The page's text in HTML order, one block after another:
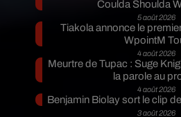
Coulda Shoulda
5 août 2026
Tiakola annonce le
WpointM
4 août 2026
Meurtre de Tupac : Suge
la parole au
4 août 2026
Benjamin Biolay sort le clip
3 août 2026